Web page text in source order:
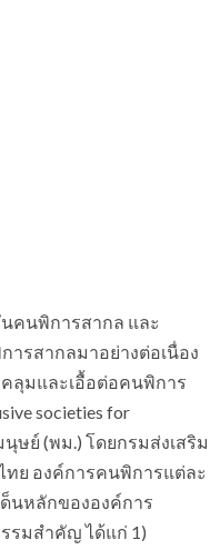
คนพิการสากล และ
รสากลมาอย่างต่อเนื่อง
ลุมและเอื้อต่อคนพิการ
societies for
ษย์ (พม.) โดยกรมส่งเสริม
ย องค์การคนพิการแต่ละ
นหลักขององค์การ
รมสำคัญ ได้แก่ 1)